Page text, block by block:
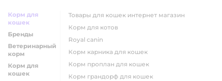
Корм для
кошек
Бренды
Ветеринарный
корм
Корм для
кошек
товары для кошек интернет магазин
корм для котов
royal canin
корм карника для кошек
корм проплан для кошек
корм грандорф для кошек